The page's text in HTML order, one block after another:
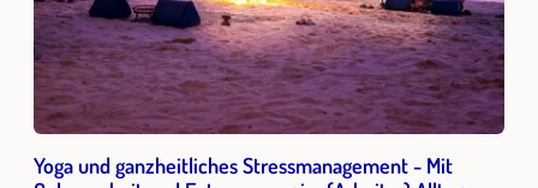
Yoga und ganzheitliches Stressmanagement - Mit